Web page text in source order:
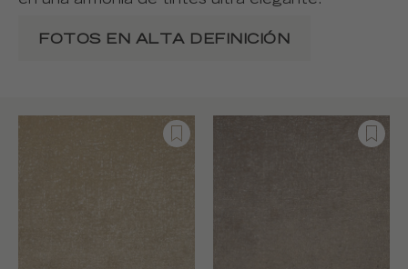
FOTOS EN ALTA DEFINICIÓN